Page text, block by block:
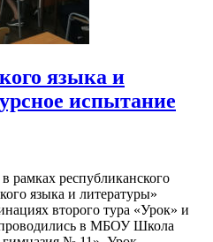
языка и
испытание
рамках республиканского
языка и литературы»
второго тура «Урок» и
в МБОУ Школа